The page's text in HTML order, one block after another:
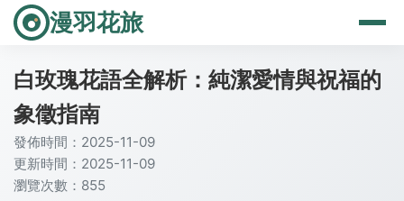
漫羽花旅
白玫瑰花語全解析：純潔愛情與祝福的
象徵指南
發佈時間：2025-11-09
更新時間：2025-11-09
瀏覽次數：855